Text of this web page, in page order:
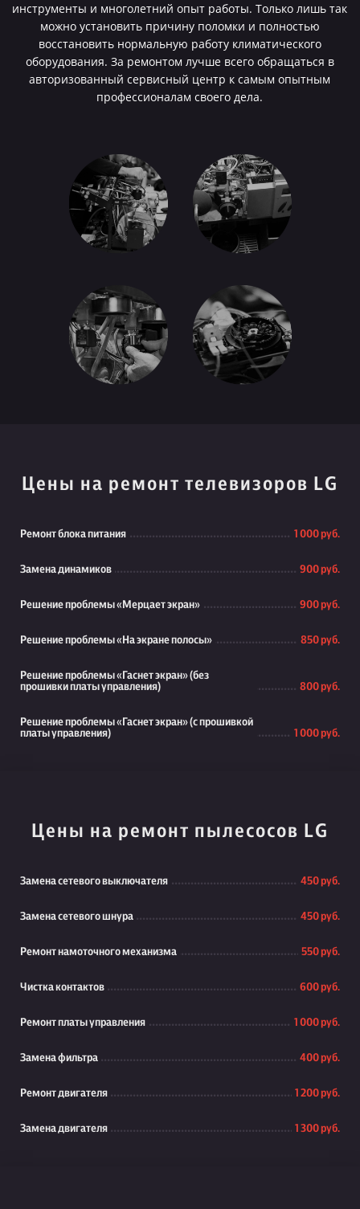
инструменты и многолетний опыт работы. Только лишь так
можно установить причину поломки и полностью
восстановить нормальную работу климатического
оборудования. За ремонтом лучше всего обращаться в
авторизованный сервисный центр к самым опытным
профессионалам своего дела.
Цены на ремонт телевизоров LG
Ремонт блока питания 1 000 руб.
Замена динамиков 900 руб.
Решение проблемы «Мерцает экран» 900 руб.
Решение проблемы «На экране полосы» 850 руб.
Решение проблемы «Гаснет экран» (без
прошивки платы управления)
800 руб.
Решение проблемы «Гаснет экран» (с прошивкой
платы управления)
1 000 руб.
Цены на ремонт пылесосов LG
Замена сетевого выключателя 450 руб.
Замена сетевого шнура 450 руб.
Ремонт намоточного механизма 550 руб.
Чистка контактов 600 руб.
Ремонт платы управления 1 000 руб.
Замена фильтра 400 руб.
Ремонт двигателя 1 200 руб.
Замена двигателя 1 300 руб.